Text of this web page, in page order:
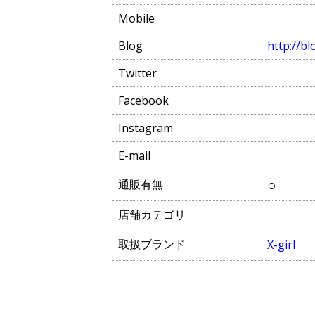
Mobile
Blog
http://
Twitter
Facebook
Instagram
E-mail
通販有無
○
店舗カテゴリ
取扱ブランド
X-girl